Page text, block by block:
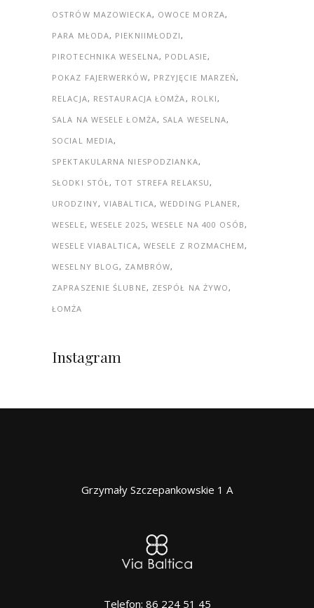
OSTRÓW MAZOWIECKA
OWOCE MORZA
PARA MŁODA
PIEKNIIMŁODZI
PIROTECHNIKA WESELNA
PODLASIE
POKAZ FAJERWERKÓW
PRZYJĘCIE MARZEŃ
RELACJA
RESTAURACJA ŁOMŻA
ROLKI
SALA NA WESELE ŁOMŻA
SALA WESELNA
SOCIAL MEDIA
SPEKTAKULARNA NIESPODZIANKA
SŁODKI STÓŁ
TOT STREFA RELAKSU
URODZINY VIABALTICA
WEDDING PLANER
WESELE WESELE 2025 WESELE NA 400 OSÓB
WESELE VIABALTICA WESELE Z ROZMACHEM
WESELNY BLOG
ZAMBRÓW
ZAPRASZENIE ŚLUBNE
ZESPÓŁ NA ŻYWO
ŁOMŻA
Instagram
Grzymały Szczepankowskie 1 A
Telefon: 86 224 51 45